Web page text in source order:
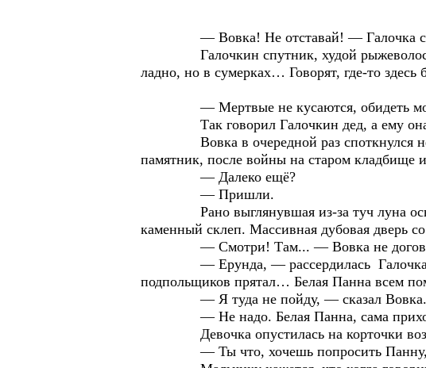
— Вовка! Не отставай! — Галочка
Галочкин спутник, худой рыжеволосый
ладно, но в сумерках… Говорят, где-то
— Мертвые не кусаются, обидеть
Так говорил Галочкин дед, а ему она в
Вовка в очередной раз споткнулся не
памятник, после войны на старом кладбище
— Далеко ещё?
— Пришли.
Рано выглянувшая из-за туч луна
каменный склеп. Массивная дубовая дверь
— Смотри! Там... — Вовка не
— Ерунда, — рассердилась Галочка. —
подпольщиков прятал… Белая Панна всем
— Я туда не пойду, — сказал Вовка.
— Не надо. Белая Панна, сама
Девочка опустилась на корточки
— Ты что, хочешь попросить Панну,